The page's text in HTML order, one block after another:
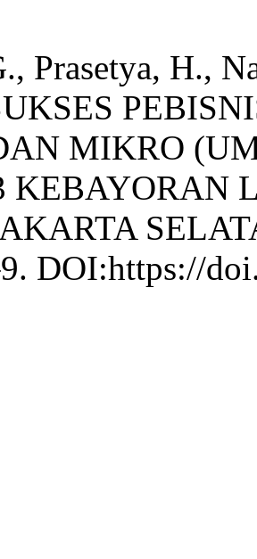
Prasetya, H.,
MIKRO
KEBAYORAN
DOI:https://